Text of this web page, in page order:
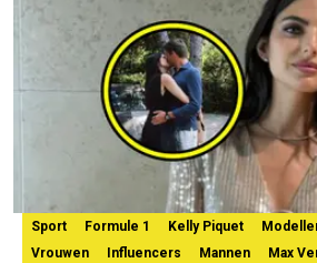
Sport Formule 1 Kelly Piquet
Vrouwen
Influencers Mannen Max